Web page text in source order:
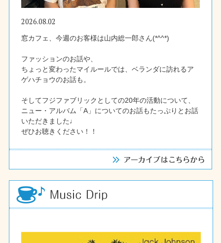
2026.08.02
窓カフェ、今週のお客様は山内総一郎さん(*^^*)
ファッションのお話や、
ちょっと変わったマイルールでは、ベランダに訪れるア
ゲハチョウのお話も。
そしてフジファブリックとしての20年の活動について、
ニュー・アルバム「A」についてのお話もたっぷりとお話
いただきました♩
ぜひお聴きください！！